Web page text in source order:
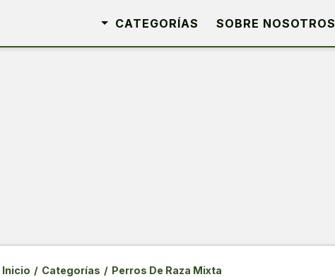
CATEGORÍAS SOBRE NOSOTROS
Inicio / Categorías / Perros De Raza Mixta